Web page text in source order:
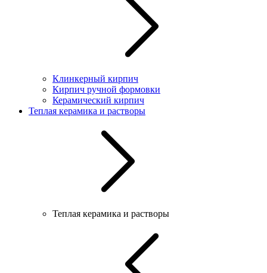
Клинкерный кирпич
Кирпич ручной формовки
Керамический кирпич
Теплая керамика и растворы
Теплая керамика и растворы